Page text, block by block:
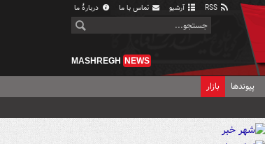
آرشیو تماس با ما دربارهٔ ما
MASHREGH NEWS
پیوندها بازار